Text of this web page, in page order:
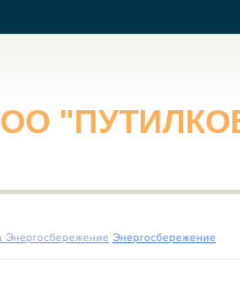
Энергосбережение Энергосбережение